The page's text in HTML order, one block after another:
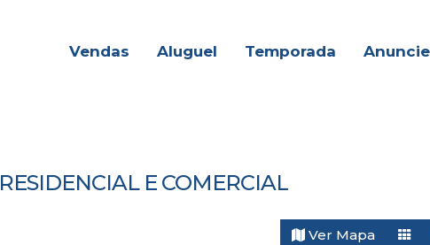
Temporada
Aluguel
Vendas
RESIDENCIAL E COMERCIAL
Ver Mapa